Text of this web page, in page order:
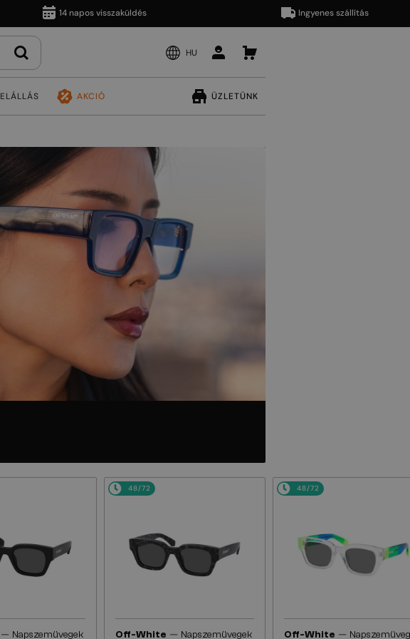
14 napos visszaküldés Ingyenes szállítás
HU
ELÁLLÁS AKCIÓ ÜZLETÜNK
— Napszemüvegek
48/72
Off-White — Napszemüvegek
48/72
Off-White —